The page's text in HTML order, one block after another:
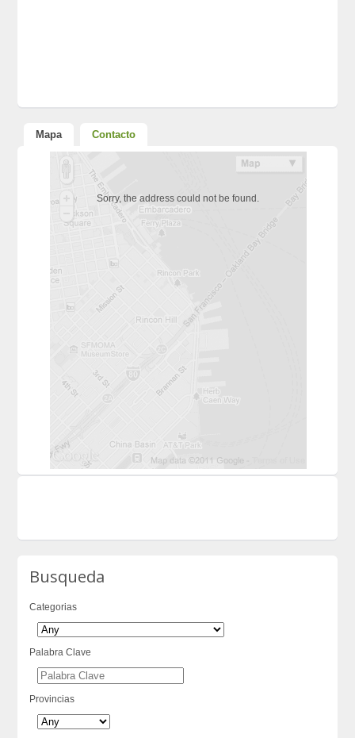
Mapa Contacto
Sorry, the address could not be found.
Busqueda
Categorias
Palabra Clave
Provincias